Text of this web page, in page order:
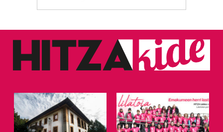
baliatzen gara. Ohar hau onartuz gero, teknologia hori
erabiltzeko baimen esplizitua ematen diguzu.Gehiago
irakurri